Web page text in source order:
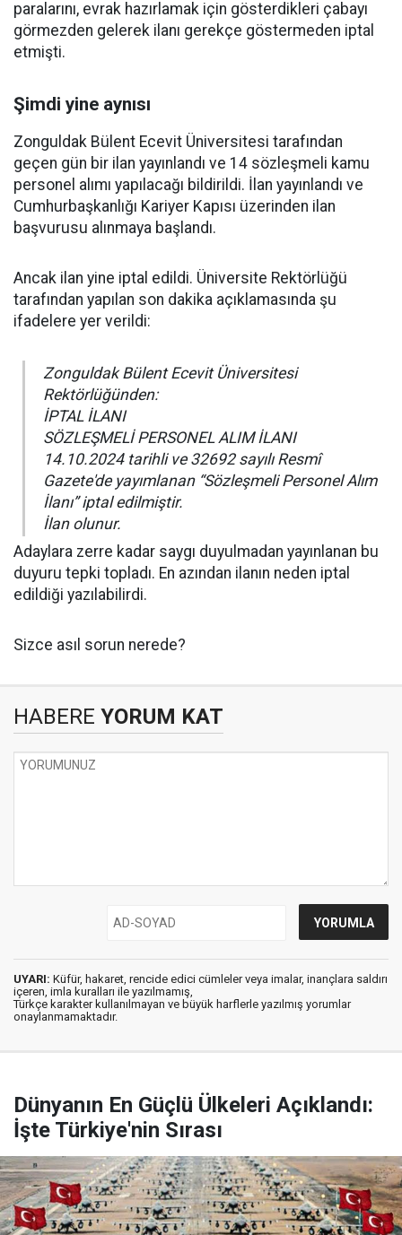
paralarını, evrak hazırlamak için gösterdikleri çabayı
görmezden gelerek ilanı gerekçe göstermeden iptal
etmişti.
Şimdi yine aynısı
Zonguldak Bülent Ecevit Üniversitesi tarafından
geçen gün bir ilan yayınlandı ve 14 sözleşmeli kamu
personel alımı yapılacağı bildirildi. İlan yayınlandı ve
Cumhurbaşkanlığı Kariyer Kapısı üzerinden ilan
başvurusu alınmaya başlandı.
Ancak ilan yine iptal edildi. Üniversite Rektörlüğü
tarafından yapılan son dakika açıklamasında şu
ifadelere yer verildi:
Zonguldak Bülent Ecevit Üniversitesi
Rektörlüğünden:
İPTAL İLANI
SÖZLEŞMELİ PERSONEL ALIM İLANI
14.10.2024 tarihli ve 32692 sayılı Resmî
Gazete'de yayımlanan “Sözleşmeli Personel Alım
İlanı” iptal edilmiştir.
İlan olunur.
Adaylara zerre kadar saygı duyulmadan yayınlanan bu
duyuru tepki topladı. En azından ilanın neden iptal
edildiği yazılabilirdi.
Sizce asıl sorun nerede?
HABERE YORUM KAT
UYARI: Küfür, hakaret, rencide edici cümleler veya imalar, inançlara saldırı
içeren, imla kuralları ile yazılmamış,
Türkçe karakter kullanılmayan ve büyük harflerle yazılmış yorumlar
onaylanmamaktadır.
Dünyanın En Güçlü Ülkeleri Açıklandı:
İşte Türkiye'nin Sırası